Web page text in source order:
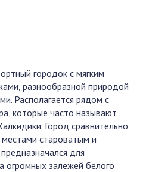
городок с мягким
разнообразной природой
Располагается рядом с
которые часто называют
Город сравнительно
староватым и
для
огромных залежей белого